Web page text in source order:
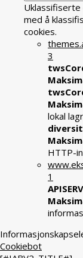
med å
cookies.
3
lokal
HTTP-
1
Cookiebot